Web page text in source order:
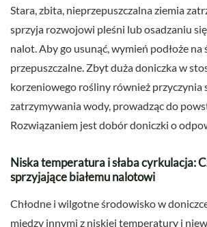
Stara, zbita, nieprzepuszczalna ziemia
sprzyja rozwojowi pleśni lub osadzaniu
nalot. Aby go usunąć, wymień podłoże na
przepuszczalne. Zbyt duża doniczka w
korzeniowego rośliny również przyczynia
zatrzymywania wody, prowadząc do
Rozwiązaniem jest dobór doniczki o
Niska temperatura i słaba cyrkulacja:
sprzyjające białemu nalotowi
Chłodne i wilgotne środowisko w
między innymi z niskiej temperatury i